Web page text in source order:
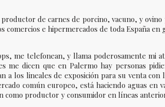
de carnes de porcino, vacuno, y ovino
e hipermercados de toda España en
me telefonean, y llama poderosamente mi
me dicen que en Palermo hay personas
los lineales de exposición para su venta
común europeo, está haciendo aguas en
como productor y consumidor en líneas